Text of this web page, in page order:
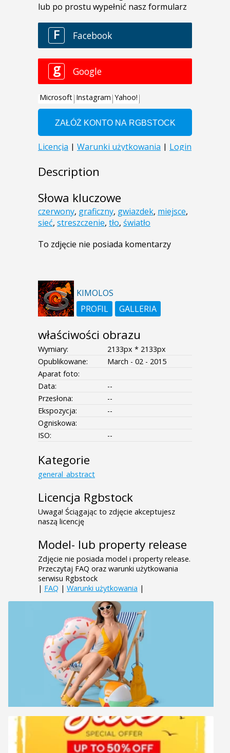
Description
Słowa kluczowe
czerwony, graficzny, gwiazdek, miejsce,
sieć, streszczenie, tło, światło
To zdjęcie nie posiada komentarzy
KIMOLOS
PROFIL
GALLERIA
właściwości obrazu
Wymiary:
2133px * 2133px
Opublikowane:
March - 02 - 2015
Aparat foto:
Data:
--
Przesłona:
--
Ekspozycja:
--
Ogniskowa:
ISO:
--
Kategorie
general_abstract
Licencja Rgbstock
Uwaga! Ściągając to zdjęcie akceptujesz
naszą licencję
Model- lub property release
Zdjęcie nie posiada model i property release.
Przeczytaj FAQ oraz warunki użytkowania
serwisu Rgbstock
| FAQ | Warunki użytkowania |